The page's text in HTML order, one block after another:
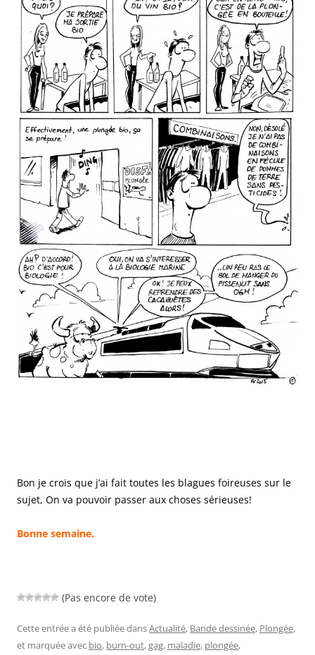
Bon je crois que j’ai fait toutes les blagues foireuses sur le
sujet, On va pouvoir passer aux choses sérieuses!
Bonne semaine.
(Pas encore de vote)
Cette entrée a été publiée dansActualité, Bande dessinée, Plongée,
et marquée avec bio, burn-out,gag, maladie, plongée,